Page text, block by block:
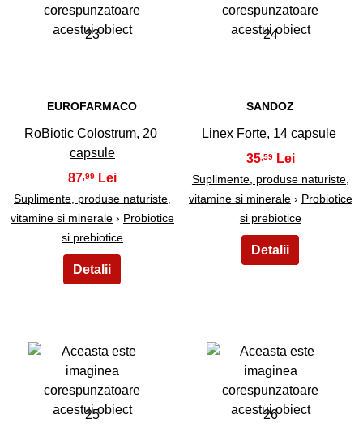
23
EUROFARMACO
RoBiotic Colostrum, 20
capsule
87,99
Suplimente, produse naturiste,
vitamine si minerale› Probiotice
si prebiotice
24
SANDOZ
Linex Forte, 14 capsule
35,59
Suplimente, produse naturiste,
vitamine si minerale› Probiotice
si prebiotice
25 26